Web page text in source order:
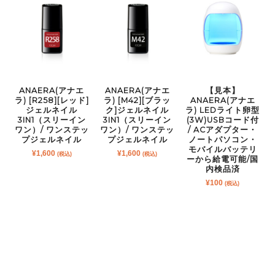
ANAERA(アナエ
ラ) [R258][レッド]
ジェルネイル
3IN1（スリーイン
ワン）/ ワンステッ
プジェルネイル
¥1,600 (税込)
ANAERA(アナエ
ラ) [M42][ブラッ
ク]ジェルネイル
3IN1（スリーイン
ワン）/ ワンステッ
プジェルネイル
¥1,600 (税込)
【見本】
ANAERA(アナエ
ラ) LEDライト卵型
(3W)USBコード付
/ ACアダプター・
ノートパソコン・
モバイルバッテリ
ーから給電可能/国
内検品済
¥100 (税込)